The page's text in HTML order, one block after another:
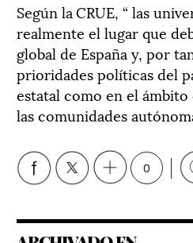
Según la CRUE, “ las
realmente el lugar que
global de España y, por
prioridades políticas del
estatal como en el
las comunidades
0